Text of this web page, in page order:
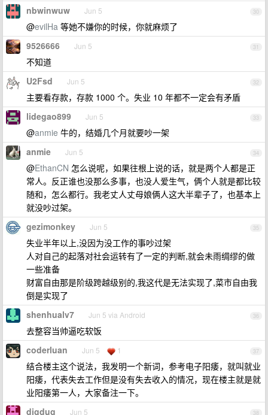
30
nbwinwuw Jun 5
@evilHa 等她不嫌你的时候，你就麻烦了
31
9526666 Jun 5
不知道
32
U2Fsd Jun 5
主要看存款，存款 1000 个。失业 10 年都不一定会有矛盾
33
lidegao899 Jun 5
@anmie 牛的，结婚几个月就要吵一架
34
anmie Jun 5
@EthanCN 怎么说呢，如果往根上说的话，就是两个人都是正
常人。反正谁也没那么多事，也没人爱生气，俩个人就是都比较
随和，怎么都行。我老丈人丈母娘俩人这大半辈子了，也基本上
就没吵过架。
35
gezimonkey Jun 5
失业半年以上,没因为没工作的事吵过架
人对自己的起落对社会运转有了一定的判断,就会未雨绸缪的做
一些准备
财富自由那是阶级跨越级别的,我这代是无法实现了,菜市自由我
倒是实现了
36
shenhualv7 Jun 5 via Android
去整容当帅逼吃软饭
37
coderluan Jun 5 1
结合楼主这个说法，我发明一个新词，参考电子阳痿，就叫就业
阳痿，代表失去工作但是没有失去收入的情况，现在楼主就是就
业阳痿第一人，大家备注一下。
38
digdug Jun 5